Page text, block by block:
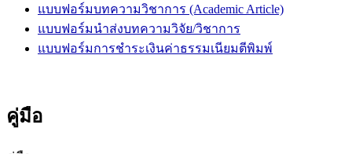
แบบฟอร์มบทความวิชาการ (Academic Article)
แบบฟอร์มนำส่งบทความวิจัย/วิชาการ
แบบฟอร์มการชำระเงินค่าธรรมเนียมตีพิมพ์
คู่มือ